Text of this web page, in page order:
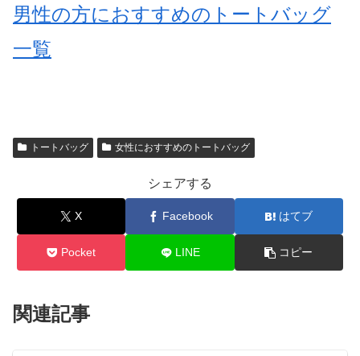
男性の方におすすめのトートバッグ
一覧
トートバッグ 女性におすすめのトートバッグ
シェアする
X Facebook はてブ
Pocket LINE コピー
関連記事